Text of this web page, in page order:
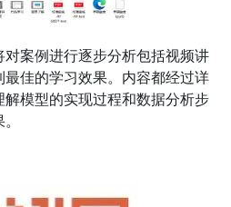
案例进行逐步分析包括视频讲
佳的学习效果。内容都经过详
模型的实现过程和数据分析步